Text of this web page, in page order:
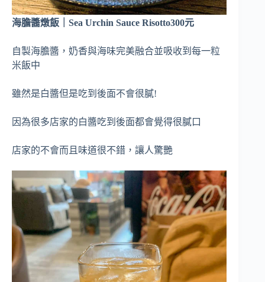
海膽醬燉飯｜Sea Urchin Sauce Risotto300元
自製海膽醬，奶香與海味完美融合並吸收到每一粒
米飯中
雖然是白醬但是吃到後面不會很膩!
因為很多店家的白醬吃到後面都會覺得很膩口
店家的不會而且味道很不錯，讓人驚艷